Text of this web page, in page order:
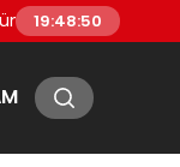
genelinde kullanıma
19:48:51